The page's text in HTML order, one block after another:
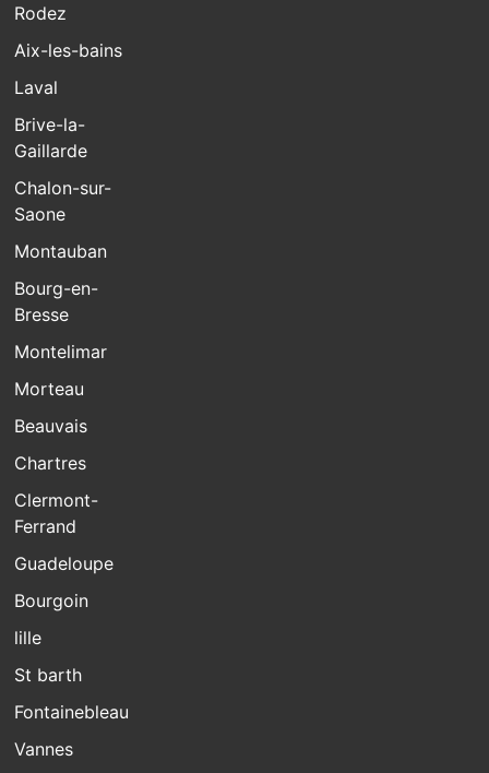
Rodez
Aix-les-bains
Laval
Brive-la-
Gaillarde
Chalon-sur-
Saone
Montauban
Bourg-en-
Bresse
Montelimar
Morteau
Beauvais
Chartres
Clermont-
Ferrand
Guadeloupe
Bourgoin
lille
St barth
Fontainebleau
Vannes